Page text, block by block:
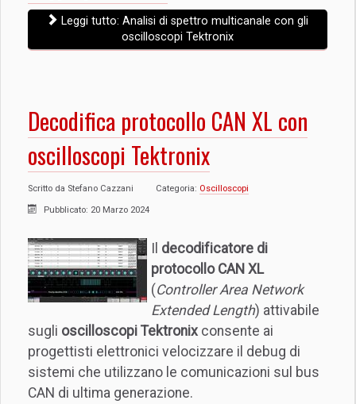
Leggi tutto: Analisi di spettro multicanale con gli
oscilloscopi Tektronix
Decodifica protocollo CAN XL con
oscilloscopi Tektronix
Scritto da Stefano Cazzani Categoria: Oscilloscopi
Pubblicato: 20 Marzo 2024
Il decodificatore di
protocollo CAN XL
(Controller Area Network
Extended Length) attivabile
sugli oscilloscopi Tektronix consente ai
progettisti elettronici velocizzare il debug di
sistemi che utilizzano le comunicazioni sul bus
CAN di ultima generazione.